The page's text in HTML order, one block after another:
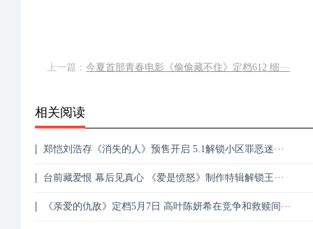
上一篇： 今夏首部青春电影《偷偷藏不住》定档612 细···
相关阅读
郑恺刘浩存《消失的人》预售开启 5.1解锁小区罪恶迷···
台前藏爱恨 幕后见真心 《爱是愤怒》制作特辑解锁王···
《亲爱的仇敌》定档5月7日 高叶陈妍希在竞争和救赎间···